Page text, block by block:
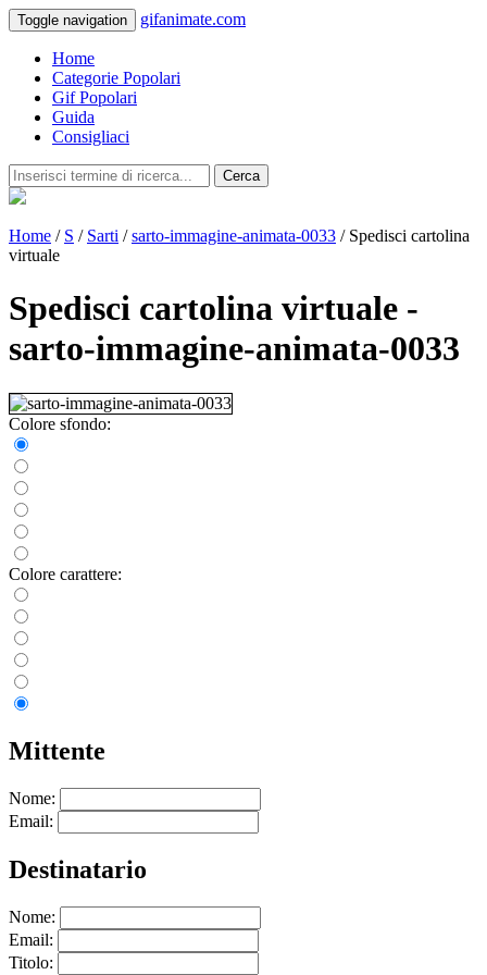
Toggle navigation gifanimate.com
Home
Categorie Popolari
Gif Popolari
Guida
Consigliaci
Cerca
Home / S / Sarti /sarto-immagine-animata-0033 / Spedisci cartolina
virtuale
Spedisci cartolina virtuale -
sarto-immagine-animata-0033
Colore sfondo:
Colore carattere:
Mittente
Nome:
Email:
Destinatario
Nome:
Email:
Titolo: